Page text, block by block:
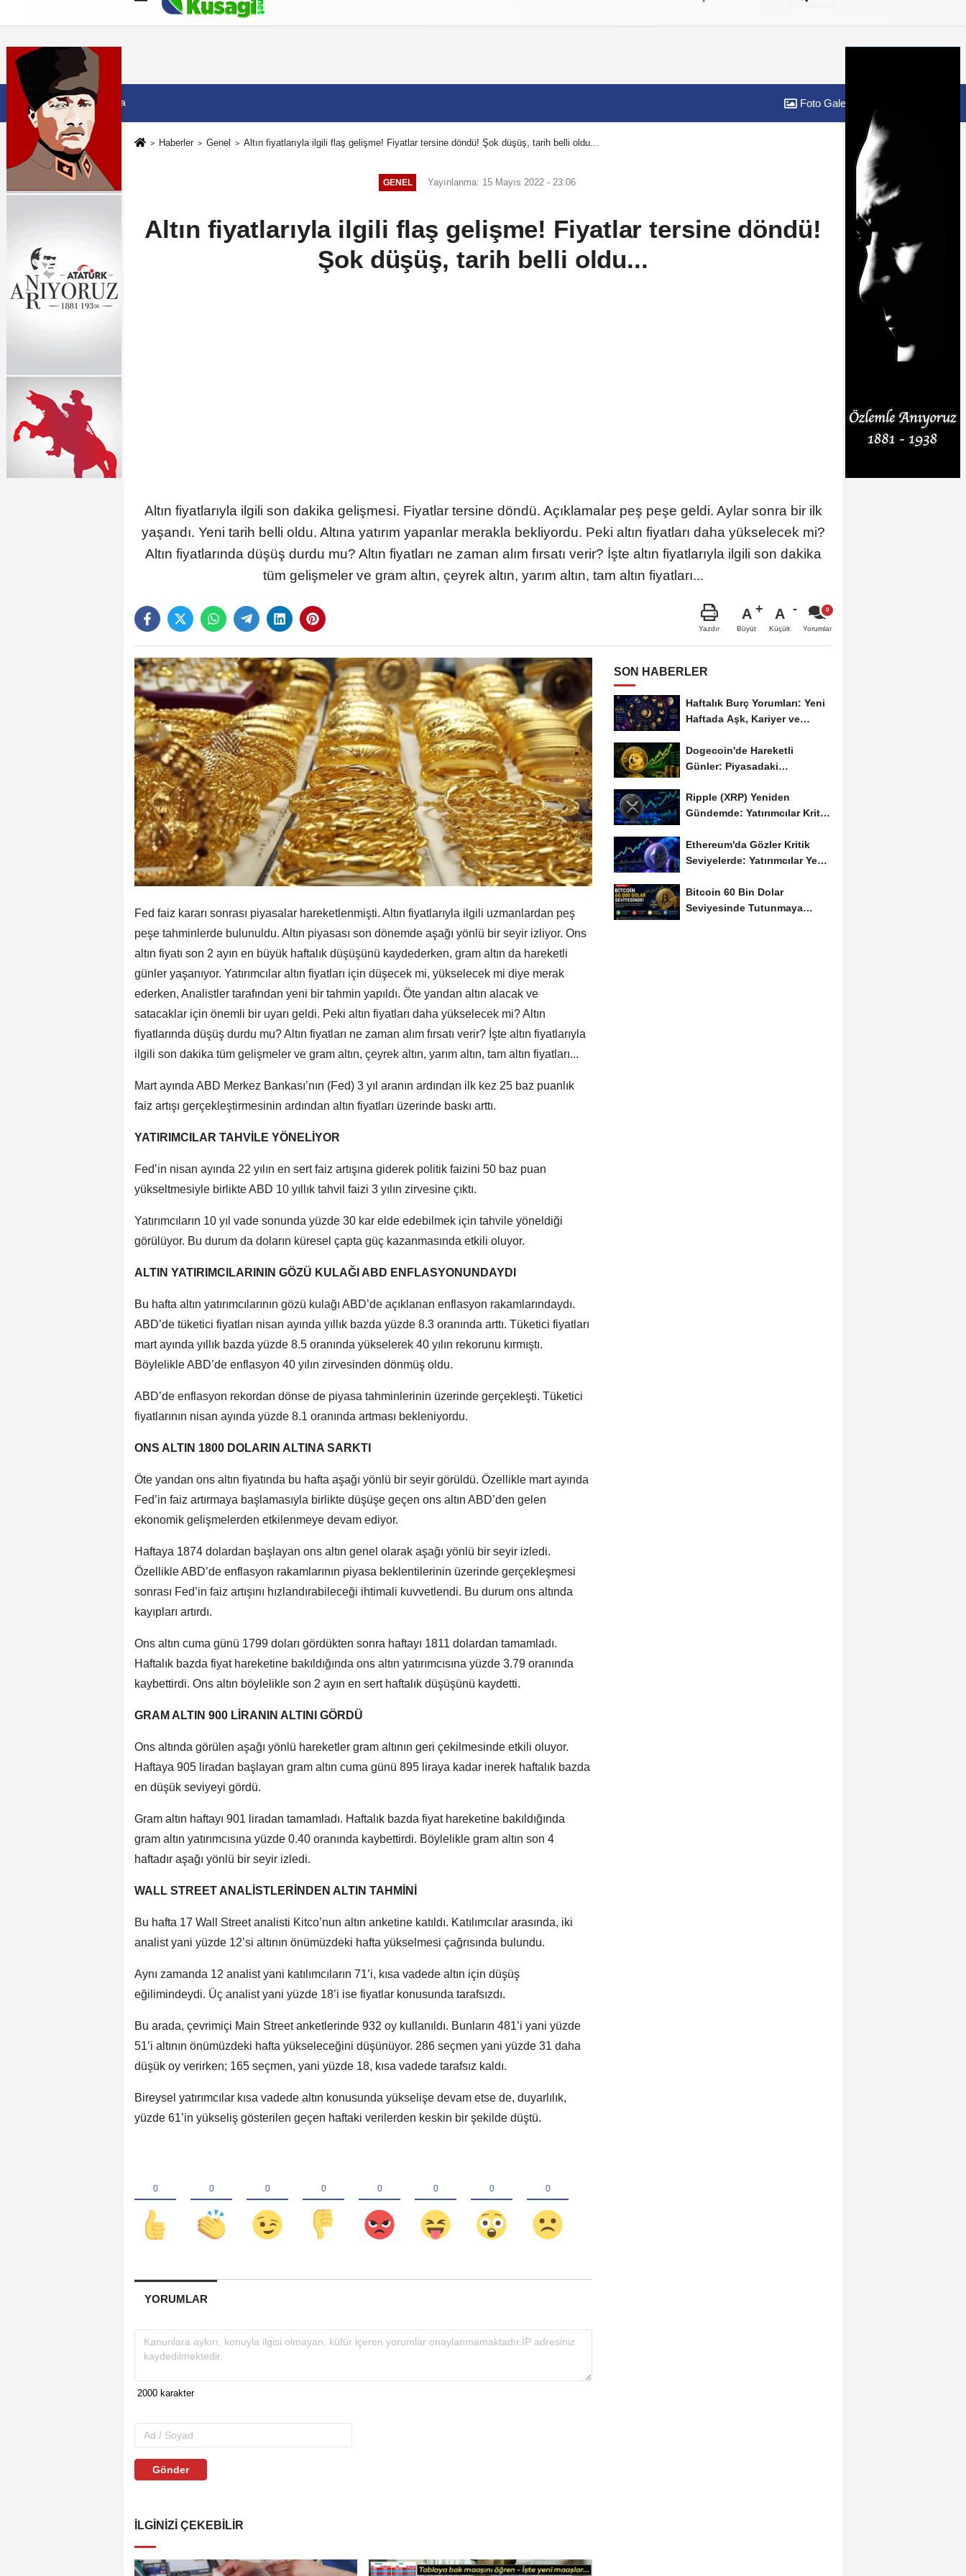
Künye İletişim Çerez Politikası
7 Ağustos 2026, Cuma Foto Galeri
Haberler Genel Altın fiyatlarıyla ilgili flaş gelişme! Fiyatlar tersine döndü! Şok düşüş, tarih belli oldu...
GENEL Yayınlanma: 15 Mayıs 2022 - 23:06
Altın fiyatlarıyla ilgili flaş gelişme! Fiyatlar tersine döndü!
Şok düşüş, tarih belli oldu...
Altın fiyatlarıyla ilgili son dakika gelişmesi. Fiyatlar tersine döndü. Açıklamalar peş peşe geldi. Aylar sonra bir ilk
yaşandı. Yeni tarih belli oldu. Altına yatırım yapanlar merakla bekliyordu. Peki altın fiyatları daha yükselecek mi?
Altın fiyatlarında düşüş durdu mu? Altın fiyatları ne zaman alım fırsatı verir? İşte altın fiyatlarıyla ilgili son dakika
tüm gelişmeler ve gram altın, çeyrek altın, yarım altın, tam altın fiyatları...
Yazdır
A
Büyüt
A
Küçült Yorumlar
Fed faiz kararı sonrası piyasalar hareketlenmişti. Altın fiyatlarıyla ilgili uzmanlardan peş
peşe tahminlerde bulunuldu. Altın piyasası son dönemde aşağı yönlü bir seyir izliyor. Ons
altın fiyatı son 2 ayın en büyük haftalık düşüşünü kaydederken, gram altın da hareketli
günler yaşanıyor. Yatırımcılar altın fiyatları için düşecek mi, yükselecek mi diye merak
ederken, Analistler tarafından yeni bir tahmin yapıldı. Öte yandan altın alacak ve
satacaklar için önemli bir uyarı geldi. Peki altın fiyatları daha yükselecek mi? Altın
fiyatlarında düşüş durdu mu? Altın fiyatları ne zaman alım fırsatı verir? İşte altın fiyatlarıyla
ilgili son dakika tüm gelişmeler ve gram altın, çeyrek altın, yarım altın, tam altın fiyatları...
Mart ayında ABD Merkez Bankası’nın (Fed) 3 yıl aranın ardından ilk kez 25 baz puanlık
faiz artışı gerçekleştirmesinin ardından altın fiyatları üzerinde baskı arttı.
YATIRIMCILAR TAHVİLE YÖNELİYOR
Fed’in nisan ayında 22 yılın en sert faiz artışına giderek politik faizini 50 baz puan
yükseltmesiyle birlikte ABD 10 yıllık tahvil faizi 3 yılın zirvesine çıktı.
Yatırımcıların 10 yıl vade sonunda yüzde 30 kar elde edebilmek için tahvile yöneldiği
görülüyor. Bu durum da doların küresel çapta güç kazanmasında etkili oluyor.
ALTIN YATIRIMCILARININ GÖZÜ KULAĞI ABD ENFLASYONUNDAYDI
Bu hafta altın yatırımcılarının gözü kulağı ABD’de açıklanan enflasyon rakamlarındaydı.
ABD’de tüketici fiyatları nisan ayında yıllık bazda yüzde 8.3 oranında arttı. Tüketici fiyatları
mart ayında yıllık bazda yüzde 8.5 oranında yükselerek 40 yılın rekorunu kırmıştı.
Böylelikle ABD’de enflasyon 40 yılın zirvesinden dönmüş oldu.
ABD’de enflasyon rekordan dönse de piyasa tahminlerinin üzerinde gerçekleşti. Tüketici
fiyatlarının nisan ayında yüzde 8.1 oranında artması bekleniyordu.
ONS ALTIN 1800 DOLARIN ALTINA SARKTI
Öte yandan ons altın fiyatında bu hafta aşağı yönlü bir seyir görüldü. Özellikle mart ayında
Fed’in faiz artırmaya başlamasıyla birlikte düşüşe geçen ons altın ABD’den gelen
ekonomik gelişmelerden etkilenmeye devam ediyor.
Haftaya 1874 dolardan başlayan ons altın genel olarak aşağı yönlü bir seyir izledi.
Özellikle ABD’de enflasyon rakamlarının piyasa beklentilerinin üzerinde gerçekleşmesi
sonrası Fed’in faiz artışını hızlandırabileceği ihtimali kuvvetlendi. Bu durum ons altında
kayıpları artırdı.
Ons altın cuma günü 1799 doları gördükten sonra haftayı 1811 dolardan tamamladı.
Haftalık bazda fiyat hareketine bakıldığında ons altın yatırımcısına yüzde 3.79 oranında
kaybettirdi. Ons altın böylelikle son 2 ayın en sert haftalık düşüşünü kaydetti.
GRAM ALTIN 900 LİRANIN ALTINI GÖRDÜ
Ons altında görülen aşağı yönlü hareketler gram altının geri çekilmesinde etkili oluyor.
Haftaya 905 liradan başlayan gram altın cuma günü 895 liraya kadar inerek haftalık bazda
en düşük seviyeyi gördü.
Gram altın haftayı 901 liradan tamamladı. Haftalık bazda fiyat hareketine bakıldığında
gram altın yatırımcısına yüzde 0.40 oranında kaybettirdi. Böylelikle gram altın son 4
haftadır aşağı yönlü bir seyir izledi.
WALL STREET ANALİSTLERİNDEN ALTIN TAHMİNİ
Bu hafta 17 Wall Street analisti Kitco’nun altın anketine katıldı. Katılımcılar arasında, iki
analist yani yüzde 12’si altının önümüzdeki hafta yükselmesi çağrısında bulundu.
Aynı zamanda 12 analist yani katılımcıların 71’i, kısa vadede altın için düşüş
eğilimindeydi. Üç analist yani yüzde 18’i ise fiyatlar konusunda tarafsızdı.
Bu arada, çevrimiçi Main Street anketlerinde 932 oy kullanıldı. Bunların 481’i yani yüzde
51’i altının önümüzdeki hafta yükseleceğini düşünüyor. 286 seçmen yani yüzde 31 daha
düşük oy verirken; 165 seçmen, yani yüzde 18, kısa vadede tarafsız kaldı.
Bireysel yatırımcılar kısa vadede altın konusunda yükselişe devam etse de, duyarlılık,
yüzde 61’in yükseliş gösterilen geçen haftaki verilerden keskin bir şekilde düştü.
YORUMLAR
Gönder
İLGINIZI ÇEKEBILIR
SON HABERLER
Haftalık Burç Yorumları: Yeni
Haftada Aşk, Kariyer ve
Dogecoin'de Hareketli
Günler: Piyasadaki
de...
Ripple (XRP) Yeniden
Gündemde: Yatırımcılar Kritik
Ethereum'da Gözler Kritik
Seviyelerde: Yatırımcılar Yeni
Bitcoin 60 Bin Dolar
Seviyesinde Tutunmaya